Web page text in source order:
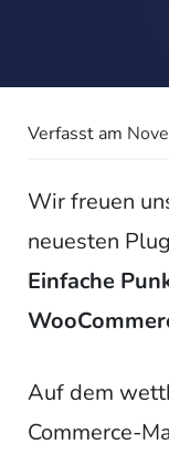
Verfasst am
Wir freuen
neuesten
Einfache
Auf dem
Commerce-